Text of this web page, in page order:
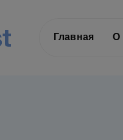
Главная О